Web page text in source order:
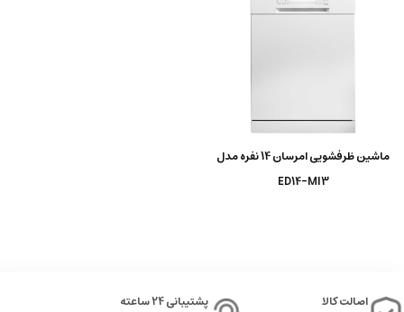
ماشین ظرفشویی امرسان 14 نفره مدل
ED14-MI3
اصالت کالا
پشتیبانی 24 ساعته